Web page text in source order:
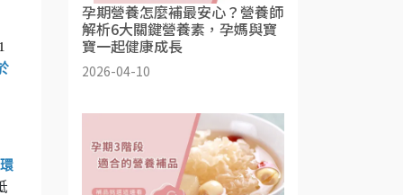
孕期營養怎麼補最安心？營養師
解析6大關鍵營養素，孕媽與寶
寶一起健康成長
2026-04-10